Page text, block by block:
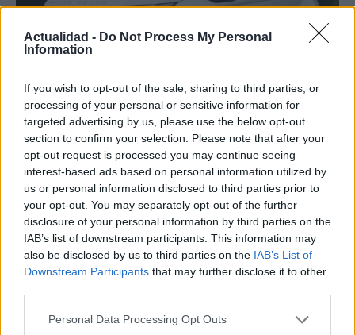
Actualidad - Do Not Process My Personal
Information
If you wish to opt-out of the sale, sharing to third parties, or
processing of your personal or sensitive information for
targeted advertising by us, please use the below opt-out
section to confirm your selection. Please note that after your
opt-out request is processed you may continue seeing
interest-based ads based on personal information utilized by
us or personal information disclosed to third parties prior to
your opt-out. You may separately opt-out of the further
disclosure of your personal information by third parties on the
IAB’s list of downstream participants. This information may
also be disclosed by us to third parties on the IAB’s List of
Downstream Participants that may further disclose it to other
Please note that this website/app uses one or more Google
Personal Data Processing Opt Outs
Los coches más buscados
Con el objetivo de determinar cuáles son…
AUTOMOVIL